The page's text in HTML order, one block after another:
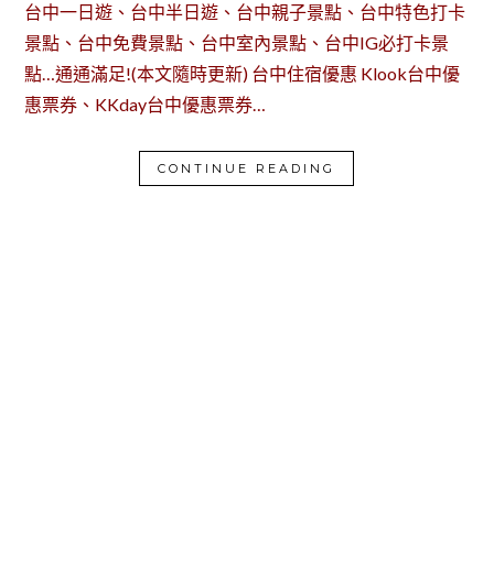
台中一日遊、台中半日遊、台中親子景點、台中特色打卡
景點、台中免費景點、台中室內景點、台中IG必打卡景
點…通通滿足!(本文隨時更新) 台中住宿優惠 Klook台中優
惠票券、KKday台中優惠票券…
CONTINUE READING